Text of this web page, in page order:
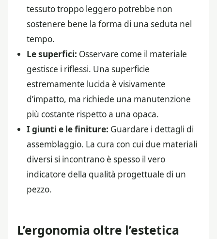
tessuto troppo leggero potrebbe non
sostenere bene la forma di una seduta nel
tempo.
Le superfici: Osservare come il materiale
gestisce i riflessi. Una superficie
estremamente lucida è visivamente
d’impatto, ma richiede una manutenzione
più costante rispetto a una opaca.
I giunti e le finiture: Guardare i dettagli di
assemblaggio. La cura con cui due materiali
diversi si incontrano è spesso il vero
indicatore della qualità progettuale di un
pezzo.
L’ergonomia oltre l’estetica